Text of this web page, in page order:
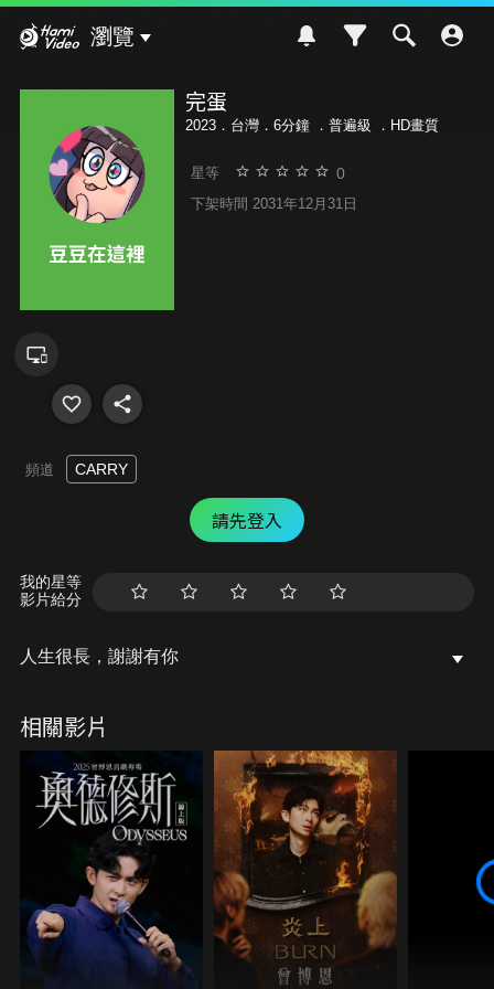
瀏覽
完蛋
2023．台灣．6分鐘 ． 普遍級 ．HD畫質
星等 0
下架時間 2031年12月31日
頻道 CARRY
請先登入
我的星等
影片給分
人生很長，謝謝有你
相關影片